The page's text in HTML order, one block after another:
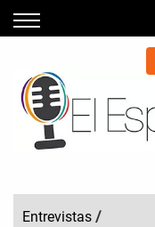
Entrevistas /